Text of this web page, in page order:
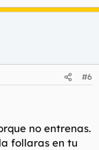
#6
no entrenas.
follaras en tu